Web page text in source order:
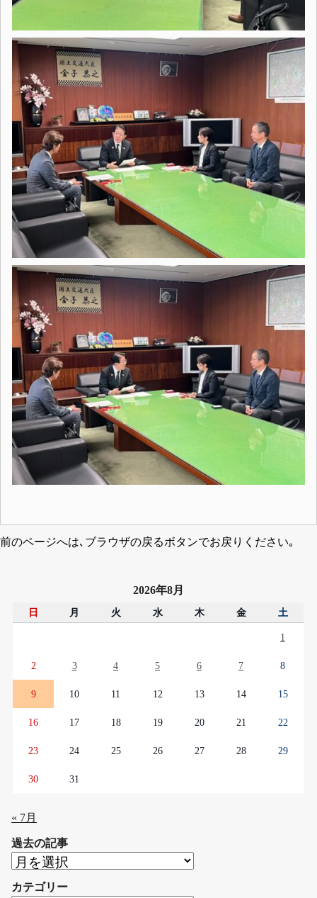
前のページへは､ブラウザの戻るボタンでお戻りください｡
2026年8月
日 月 火 水 木 金 土
1
2 3 4 5 6 7 8
9 10 11 12 13 14 15
16 17 18 19 20 21 22
23 24 25 26 27 28 29
30 31
« 7月
過去の記事
過
の
カテゴリー